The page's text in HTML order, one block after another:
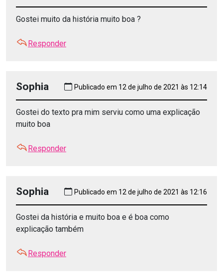
Gostei muito da história muito boa ?
Responder
Sophia Publicado em 12 de julho de 2021 às 12:14
Gostei do texto pra mim serviu como uma explicação
muito boa
Responder
Sophia Publicado em 12 de julho de 2021 às 12:16
Gostei da história e muito boa e é boa como
explicação também
Responder